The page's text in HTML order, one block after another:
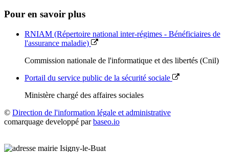
Pour en savoir plus
RNIAM (Répertoire national inter-régimes - Bénéficiaires de
l'assurance maladie)
Commission nationale de l'informatique et des libertés (Cnil)
Portail du service public de la sécurité sociale
Ministère chargé des affaires sociales
© Direction de l'information légale et administrative
comarquage developpé parbaseo.io